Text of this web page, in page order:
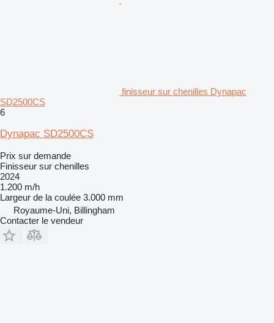
finisseur sur chenilles Dynapac
SD2500CS
6
Dynapac SD2500CS
Prix sur demande
Finisseur sur chenilles
2024
1.200 m/h
Largeur de la coulée 3.000 mm
Royaume-Uni, Billingham
Contacter le vendeur